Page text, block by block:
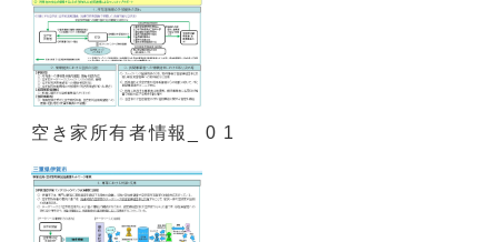
空き家所有者情報_ 0 1